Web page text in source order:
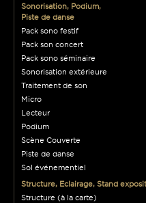
Sonorisation, Podium,
Piste de danse
Pack sono festif
Pack son concert
Pack sono séminaire
Sonorisation extérieure
Traitement de son
Micro
Lecteur
Podium
Scène Couverte
Piste de danse
Sol événementiel
Structure, Eclairage, Stand
Structure (à la carte)